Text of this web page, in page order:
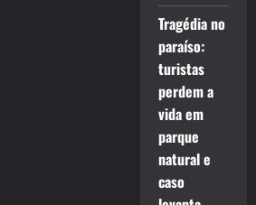
Tragédia no
paraíso:
turistas
perdem a
vida em
parque
natural e
caso